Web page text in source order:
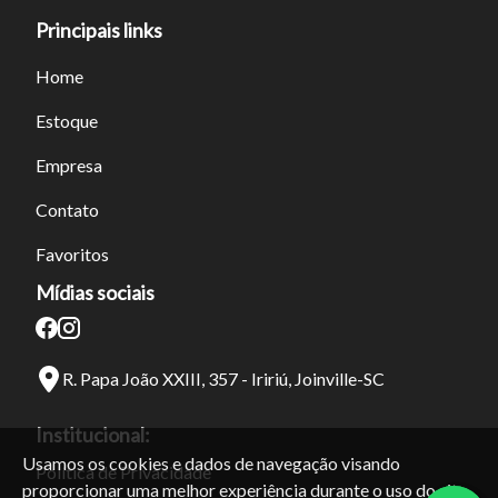
Usamos os cookies e dados de navegação visando
proporcionar uma melhor experiência durante o uso do site.
Principais links
Home
Estoque
Empresa
Contato
Favoritos
Mídias sociais
R. Papa João XXIII, 357 - Iririú, Joinville-SC
Institucional:
Política de Privacidade